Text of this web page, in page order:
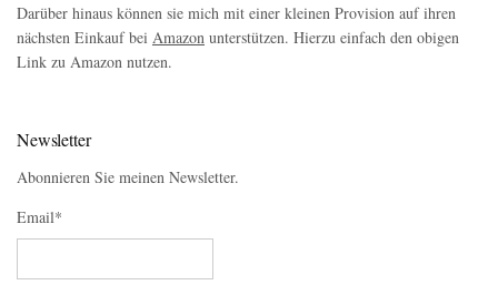
Darüber hinaus können sie mich mit einer kleinen Provision auf ihren
nächsten Einkauf bei Amazon unterstützen. Hierzu einfach den obigen
Link zu Amazon nutzen.
Newsletter
Abonnieren Sie meinen Newsletter.
Email*